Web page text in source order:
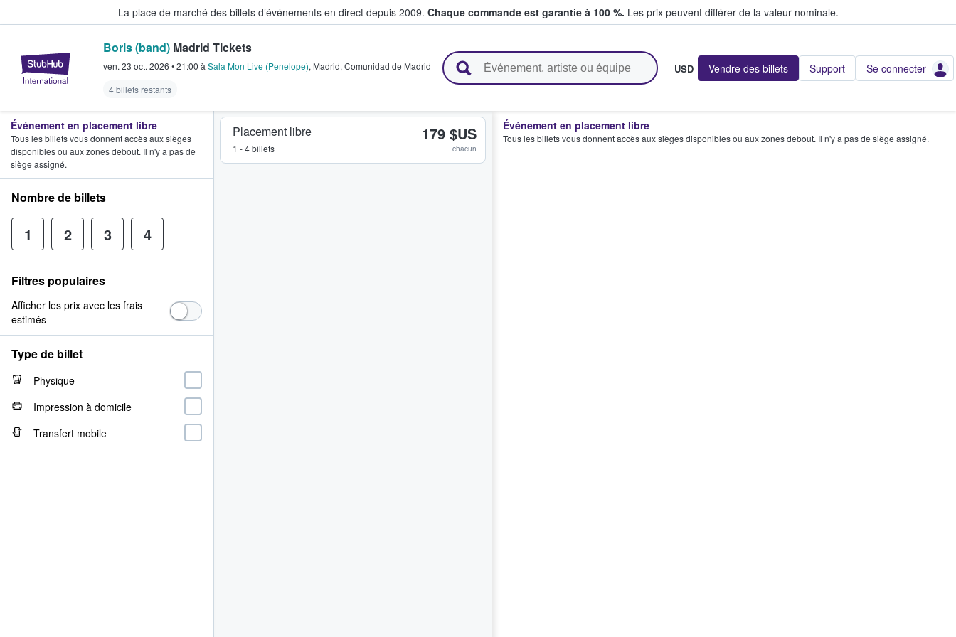
La place de marché des billets d’événements en direct depuis 2009. Chaque commande est garantie à 100 %. Les prix peuvent différer de la valeur nominale.
StubHub - Où les fans achètent et vendent des billets
Boris (band) Madrid Tickets
ven. 23 oct. 2026 •21:00 à Sala Mon Live (Penelope), Madrid, Comunidad de Madrid
4 billets restants
USD Vendre des billets Support Se connecter
Placement libre
1 - 4 billets
179 $US
chacun
Événement en placement libre
Tous les billets vous donnent accès aux sièges disponibles ou aux zones debout. Il n'y a pas de siège assigné.
Événement en placement libre
Tous les billets vous donnent accès aux sièges
disponibles ou aux zones debout. Il n'y a pas de
siège assigné.
Nombre de billets
1 2 3 4
Filtres populaires
Afficher les prix avec les frais
estimés
Type de billet
Physique
Impression à domicile
Transfert mobile